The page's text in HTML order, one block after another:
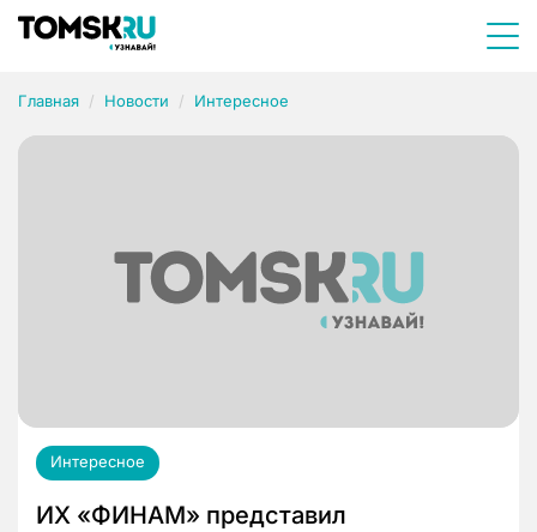
Главная Новости Интересное
Интересное
ИХ «ФИНАМ» представил